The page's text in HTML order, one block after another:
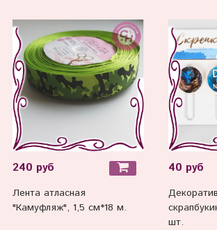
240 руб
Лента атласная
"Камуфляж", 1,5 см*18 м.
40 руб
шт.